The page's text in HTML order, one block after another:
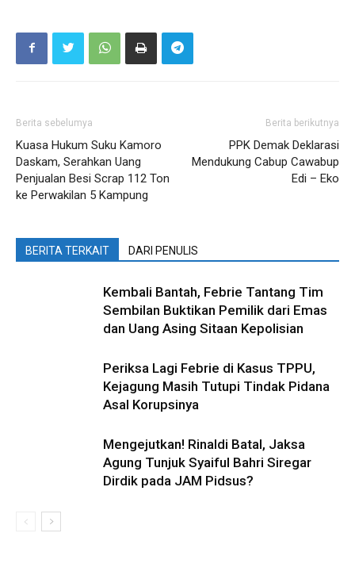
Berita sebelumya
Kuasa Hukum Suku Kamoro
Daskam, Serahkan Uang
Penjualan Besi Scrap 112 Ton
ke Perwakilan 5 Kampung
Berita berikutnya
PPK Demak Deklarasi
Mendukung Cabup Cawabup
Edi – Eko
BERITA TERKAIT DARI PENULIS
Kembali Bantah, Febrie Tantang Tim
Sembilan Buktikan Pemilik dari Emas
dan Uang Asing Sitaan Kepolisian
Periksa Lagi Febrie di Kasus TPPU,
Kejagung Masih Tutupi Tindak Pidana
Asal Korupsinya
Mengejutkan! Rinaldi Batal, Jaksa
Agung Tunjuk Syaiful Bahri Siregar
Dirdik pada JAM Pidsus?